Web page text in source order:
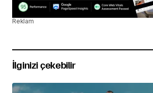
Reklam
İlginizi çekebilir